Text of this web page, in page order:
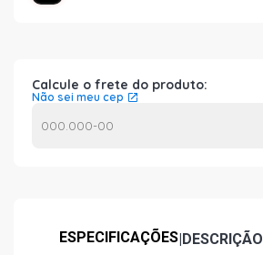
Calcule o frete do produto:
Não sei meu cep
ESPECIFICAÇÕES|DESCRIÇÃO